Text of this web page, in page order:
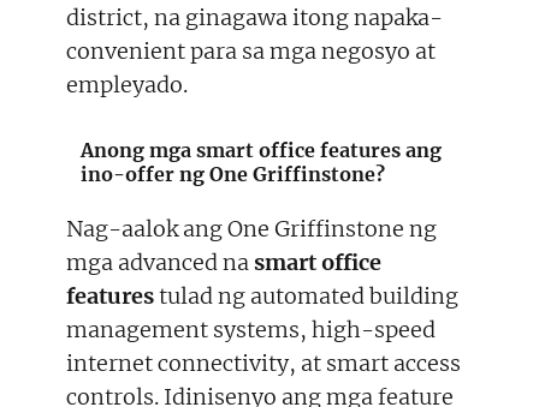
district, na ginagawa itong napaka-
convenient para sa mga negosyo at
empleyado.
Anong mga smart office features ang
ino-offer ng One Griffinstone?
Nag-aalok ang One Griffinstone ng
mga advanced na smart office
featurestulad ng automated building
management systems, high-speed
internet connectivity, at smart access
controls. Idinisenyo ang mga feature